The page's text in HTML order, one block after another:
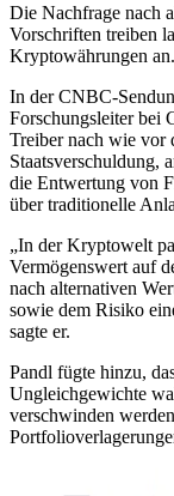
Die Nachfrage nach
Vorschriften treiben
Kryptowährungen an.
In der CNBC-
Forschungsleiter bei
Treiber nach wie vor
Staatsverschuldung,
die Entwertung von
über traditionelle
„In der Kryptowelt
Vermögenswert auf
nach alternativen
sowie dem Risiko
sagte er.
Pandl fügte hinzu,
Ungleichgewichte
verschwinden